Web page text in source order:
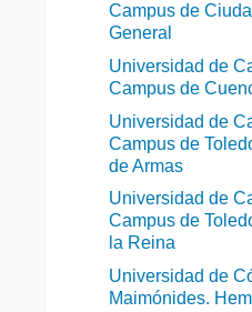
Campus de
General
Universidad de
Campus de
Universidad de
Campus de
de Armas
Universidad de
Campus de
la Reina
Universidad de
Maimónides.